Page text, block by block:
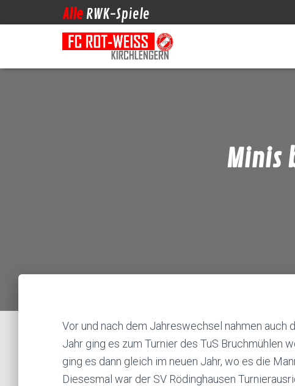
Alle RWK-Spiele
Minis
Vor und nach dem Jahreswechsel nahmen auch
Jahr ging es zum Turnier des TuS Bruchmühlen
ging es dann gleich im neuen Jahr, wo es die
Diesesmal war der SV Rödinghausen